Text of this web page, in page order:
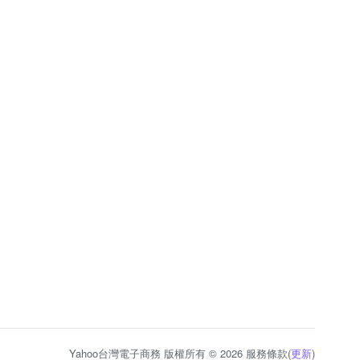
Yahoo台灣電子商務 版權所有 © 2026 服務條款(更新)